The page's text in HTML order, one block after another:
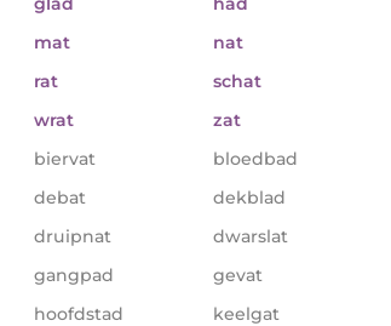
mat nat
rat schat
wrat zat
biervat bloedbad
debat dekblad
druipnat dwarslat
gangpad gevat
hoofdstad keelgat